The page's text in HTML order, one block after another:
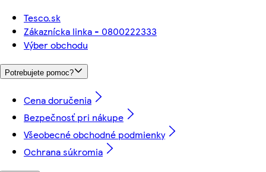
Tesco.sk
Zákaznícka linka - 0800222333
Výber obchodu
Potrebujete pomoc?
Cena doručenia
Bezpečnosť pri nákupe
Všeobecné obchodné podmienky
Ochrana súkromia